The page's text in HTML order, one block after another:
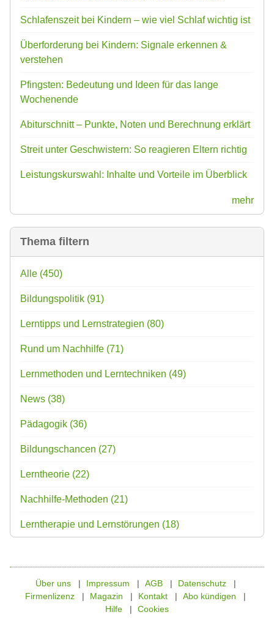
Schlafenszeit bei Kindern – wie viel Schlaf wichtig ist
Überforderung bei Kindern: Signale erkennen &
verstehen
Pfingsten: Bedeutung und Ideen für das lange
Wochenende
Abiturschnitt – Punkte, Noten und Berechnung erklärt
Streit unter Geschwistern: So reagieren Eltern richtig
Leistungskurswahl: Inhalte und Vorteile im Überblick
mehr
Thema filtern
Alle (450)
Bildungspolitik (91)
Lerntipps und Lernstrategien (80)
Rund um Nachhilfe (71)
Lernmethoden und Lerntechniken (49)
News (38)
Pädagogik (36)
Bildungschancen (27)
Lerntheorie (22)
Nachhilfe-Methoden (21)
Lerntherapie und Lernstörungen (18)
Über uns Impressum AGB
Datenschutz
Firmenlizenz
Magazin Kontakt
Abo kündigen
Hilfe
Cookies